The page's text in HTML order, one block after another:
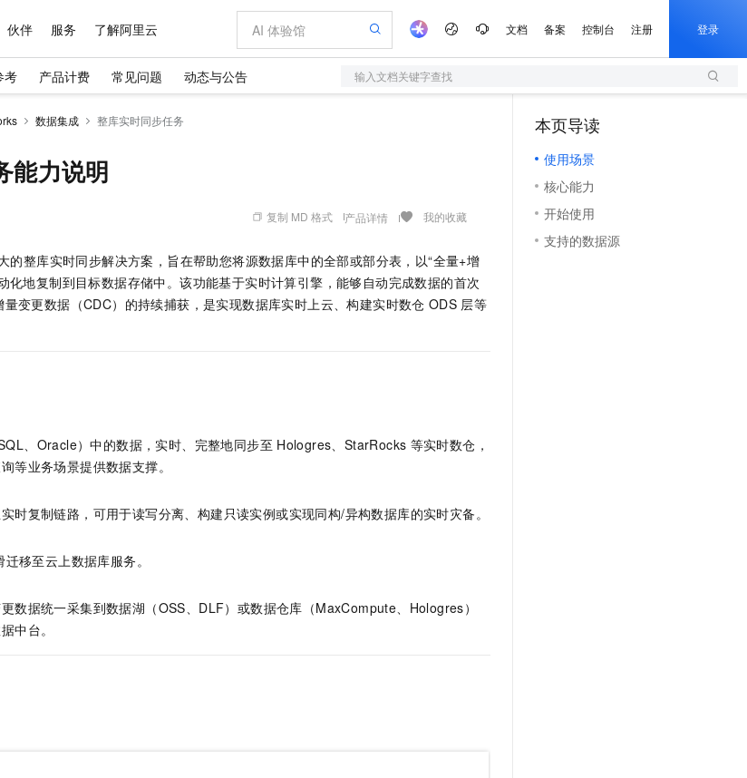
伙伴 服务 了解阿里云 文档 备案 控制台 注册 登录
考 产品计费 常见问题 动态与公告 输入文档关键字查找
数据集成 整库实时同步任务
能力说明
复制 MD 格式 产品详情 我的收藏
的整库实时同步解决方案，旨在帮助您将源数据库中的全部或部分表，以“全量+增
化地复制到目标数据存储中。该功能基于实时计算引擎，能够自动完成数据的首次
变更数据（CDC）的持续捕获，是实现数据库实时上云、构建实时数仓 ODS 层等
、Oracle）中的数据，实时、完整地同步至 Hologres、StarRocks 等实时数仓，
等业务场景提供数据支撑。
时复制链路，可用于读写分离、构建只读实例或实现同构/异构数据库的实时灾备。
移至云上数据库服务。
数据统一采集到数据湖（OSS、DLF）或数据仓库（MaxCompute、Hologres）
中台。
本页导读
使用场景
核心能力
开始使用
支持的数据源
Kimi-K3 NEW
Kimi 最新旗舰模型，长程编程与推理利器
HappyHorse-1.1-T2V
让文字生成流畅细腻的高质量视频
语音识别与合成
大模型服务平台百炼-应用模版
灵活可视化地构建企业级 Agent
人工智能平台 PAI
Qoder HOT
提供智能易用的域名与建站服务
人工智能平台 PAI 大模型
一站式AI开发、训练和推理服务
Qoder CN
全托管，含MySQL、PostgreSQL、SQL Server、MariaDB多引擎
Qoder
面向真实软件的智能体编程平台
云原生数据库 PolarDB
轻量应用服务器
数字证书管理服务（原SSL证书）
实现全站HTTPS，呈现可信的WEB访问
短信服务
上传文档即自动完成翻译和格式还原
Hermes Agent，打造自进化智能体
自主进化，持久记忆，越用越聪明
Claude Code + GStack 打造工程团队
轻松解锁专属 DeepSeek-V4-Pro
5 分钟轻松部署专属 QwenPaw HOT
从聊天伙伴进化为能主动干活的本地数字员工
低代码高效构建企业门户网站
一句话生成原生可编辑精美 PPT 文稿
输入一句话想法, 轻松生成专业的 PPT
一键部署幻兽帕鲁游戏服务器
一键购买专属联机服务器，轻松开启游戏
漫剧工坊：一站式动画创作平台
券
新
AI 特惠
至高享 1亿+免费 tokens，加速 Al 应用落地
Token Plan 模型订阅计划 NEW
Qwen3.8-Max 首发尝鲜，限时加量 10 倍，夜间低至2折
千问办公，限时限量积分加倍 NEW
夜间 5 折，Qwen/Meoo/TokenPlan 客户专享
AI 场景体验
从图文生成到视频创作，一键激活电商全链路生产力
AI 广告创作
图文、视频一站生成，高效打造优质广告素材
AI 建站
AI智能应用，一键激活高效办公新体验
AI 活动
AI 生产力先锋
先锋实践拓展 AI 生产力的边界
飞天发布时刻
所见，即是所愿
AI 实训营
价格计算器
自助选配和估算价格
价格优势
配置报价器
阿里云 OPC 创新助力计划
Token 补贴，五大权
益加速 OPC 成功
数据与 API
手机三要素
OCR 文字识别
发票查验
ERP
OA 办公系统
财税管理
基础软件
JAVA
全能环境
建站小程序
模板小程序
专业服务
公司注册
成为产品伙伴
产品生态伙伴
产品伙伴合作计划
云网络合作计划
Salesforce On Alibaba Cloud ISV 合作
服务伙伴合作计划
Al MaaS 服务伙伴赋能合作
伙伴信用分合作计划
更多支持
企业增值服务
专家技术服务
企业成长
服务实践
阿里云认证
信息公告
官网公告
开发者社区
镜像站
最佳实践
云上奥运之旅
看见新力量
金融模力时刻
市场活动
魔搭 ModelScope
科研合作
加入我们
校园招聘